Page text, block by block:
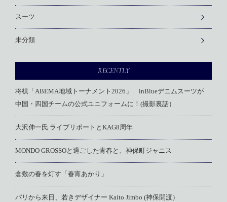
スーツ
未分類
RECENTLY
将棋「ABEMA地域トーナメント2026」 inBlueデニムスーツが
中国・四国チームの公式ユニフォームに！(撮影裏話）
大沢伸一氏 ライブリポートとKAG8周年
MONDO GROSSOと過ごした青春と、神保町ジャニス
倉敷の春を灯す「春宵あかり」
パリから来日、若きデザイナー Kaito Jimbo (神保開渡）